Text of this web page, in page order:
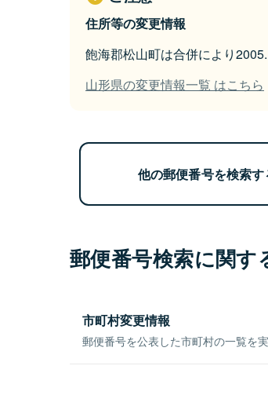
住所等の変更情報
飽海郡松山町は合併により
山形県の変更情報一覧 はこちら
他の郵便番号を検索す
郵便番号検索に関す
市町村変更情報
郵便番号を公表した市町村の一覧を